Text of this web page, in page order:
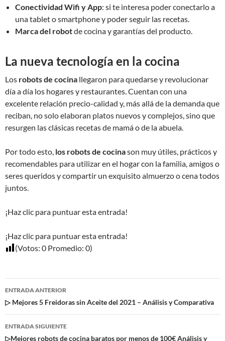
Conectividad Wifi y App: si te interesa poder conectarlo a
una tablet o smartphone y poder seguir las recetas.
Marca del robotde cocina y garantías del producto.
La nueva tecnología en la cocina
Los robots de cocina llegaron para quedarse y revolucionar
día a día los hogares y restaurantes. Cuentan con una
excelente relación precio-calidad y, más allá de la demanda que
reciban, no solo elaboran platos nuevos y complejos, sino que
resurgen las clásicas recetas de mamá o de la abuela.
Por todo esto, los robots de cocinason muy útiles, prácticos y
recomendables para utilizar en el hogar con la familia, amigos o
seres queridos y compartir un exquisito almuerzo o cena todos
juntos.
¡Haz clic para puntuar esta entrada!
¡Haz clic para puntuar esta entrada!
(Votos: 0 Promedio: 0)
Navegación
de
entradas
ENTRADA ANTERIOR
▷ Mejores 5 Freidoras sin Aceite del 2021 – Análisis y Comparativa
ENTRADA SIGUIENTE
▷Mejores robots de cocina baratos por menos de 100€ Análisis y